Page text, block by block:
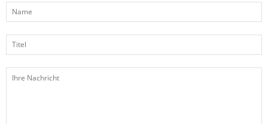
Name
Titel
Ihre
Nachricht